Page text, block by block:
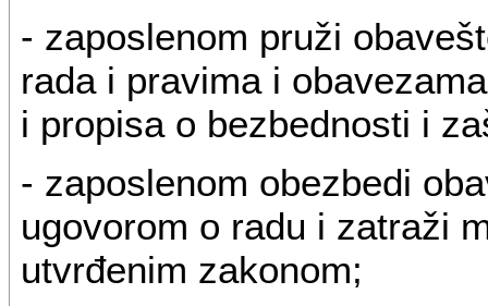
- zaposlenom pruži
rada i pravima i
i propisa o bezbednosti i
- zaposlenom obezbedi
ugovorom o radu i zatraži
utvrđenim zakonom;